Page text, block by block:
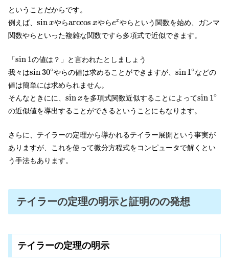
ということだからです。
例えば、 sinx
sin xやらarccos x
arccosxやらex
exやらという関数を始め、ガンマ
関数やらといった複雑な関数ですら多項式で近似できます。
「sin 1
sin 1の値は？」と言われたとしましょう
我々はsin30∘
sin 30∘やらの値は求めることができますが、 sin1∘
sin 1∘などの
値は簡単には求められません。
そんなときにに、 sinx
sin x を多項式関数近似することによってsin 1∘
sin 1∘
の近似値を導出することができるということにもなります。
さらに、テイラーの定理から導かれるテイラー展開という事実が
ありますが、これを使って微分方程式をコンピュータで解くとい
う手法もあります。
テイラーの定理の明示と証明のの発想
テイラーの定理の明示